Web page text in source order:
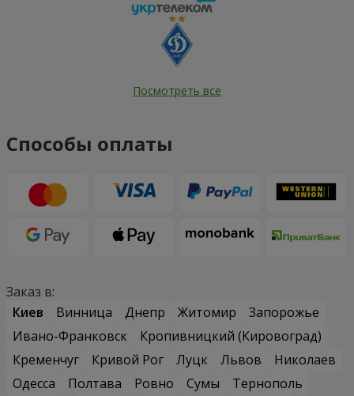
Посмотреть все
Способы оплаты
Заказ в:
Киев
Винница Днепр Житомир
Запорожье
Ивано-Франковск
Кропивницкий (Кировоград)
Кременчуг
Кривой Рог Луцк Львов
Николаев
Одесса
Полтава Ровно Сумы
Тернополь